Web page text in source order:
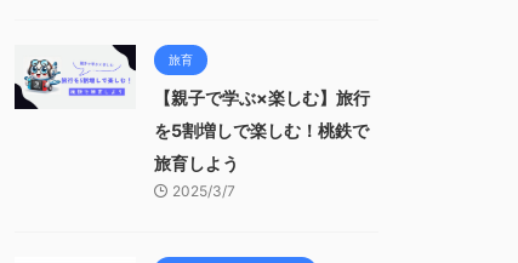
旅育
【親子で学ぶ×楽しむ】旅行
を5割増しで楽しむ！桃鉄で
旅育しよう
2025/3/7